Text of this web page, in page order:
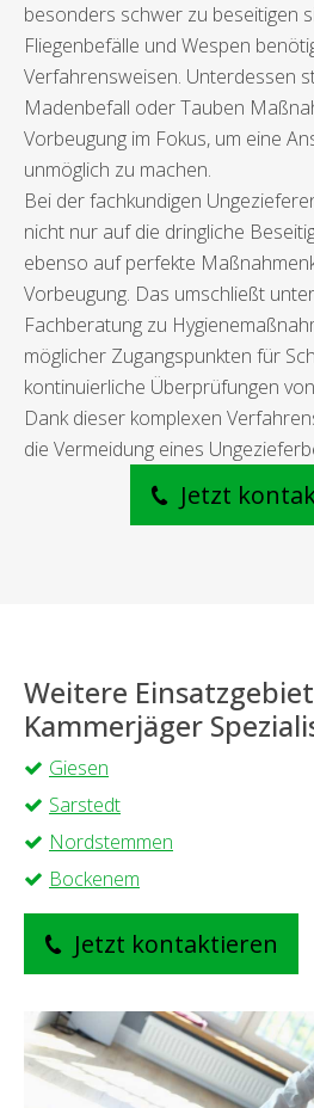
besonders schwer zu beseitigen
Fliegenbefälle und Wespen
Verfahrensweisen. Unterdessen
Madenbefall oder Tauben
Vorbeugung im Fokus, um eine
unmöglich zu machen.
Bei der fachkundigen
nicht nur auf die dringliche
ebenso auf perfekte
Vorbeugung. Das umschließt
Fachberatung zu
möglicher Zugangspunkten für
kontinuierliche Überprüfungen
Dank dieser komplexen
die Vermeidung eines
Jetzt
Weitere
Kammerjäger
Giesen
Sarstedt
Nordstemmen
Bockenem
Jetzt kontaktieren